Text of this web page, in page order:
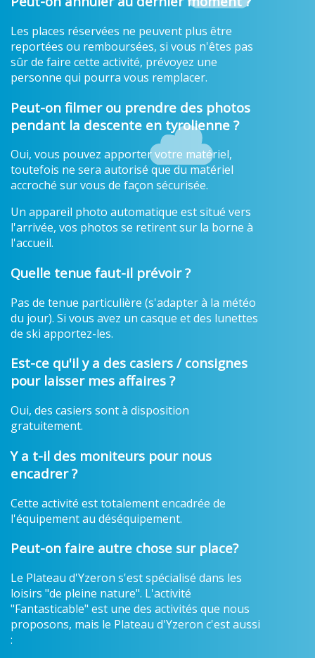
Les places réservées ne peuvent plus être
reportées ou remboursées, si vous n'êtes pas
sûr de faire cette activité, prévoyez une
personne qui pourra vous remplacer.
Peut-on filmer ou prendre des photos
pendant la descente en tyrolienne ?
Oui, vous pouvez apporter votre matériel,
toutefois ne sera autorisé que du matériel
accroché sur vous de façon sécurisée.
Un appareil photo automatique est situé vers
l'arrivée, vos photos se retirent sur la borne à
l'accueil.
Quelle tenue faut-il prévoir ?
Pas de tenue particulière (s'adapter à la météo
du jour). Si vous avez un casque et des lunettes
de ski apportez-les.
Est-ce qu'il y a des casiers / consignes
pour laisser mes affaires ?
Oui, des casiers sont à disposition
gratuitement.
Y a t-il des moniteurs pour nous
encadrer ?
Cette activité est totalement encadrée de
l'équipement au déséquipement.
Peut-on faire autre chose sur place?
Le Plateau d'Yzeron s'est spécialisé dans les
loisirs "de pleine nature". L'activité
"Fantasticable" est une des activités que nous
proposons, mais le Plateau d'Yzeron c'est aussi
: